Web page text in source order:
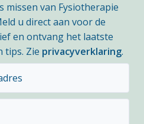
missen van Fysiotherapie
u direct aan voor de
en ontvang het laatste
tips. Zie privacyverklaring.